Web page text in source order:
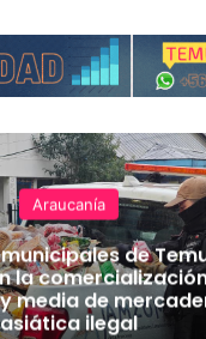
Araucanía
de
la
media de
asiática ilegal